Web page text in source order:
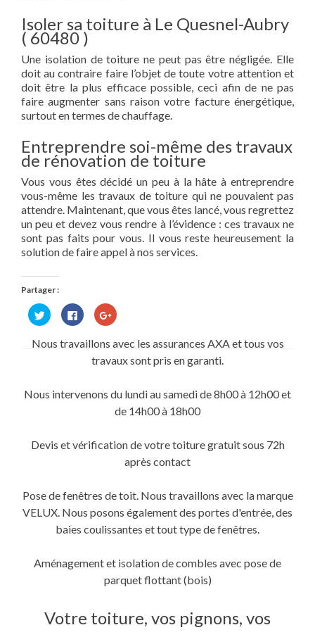
Isoler sa toiture à Le Quesnel-Aubry
( 60480 )
Une isolation de toiture ne peut pas être négligée. Elle
doit au contraire faire l’objet de toute votre attention et
doit être la plus efficace possible, ceci afin de ne pas
faire augmenter sans raison votre facture énergétique,
surtout en termes de chauffage.
Entreprendre soi-même des travaux
de rénovation de toiture
Vous vous êtes décidé un peu à la hâte à entreprendre
vous-même les travaux de toiture qui ne pouvaient pas
attendre. Maintenant, que vous êtes lancé, vous regrettez
un peu et devez vous rendre à l’évidence : ces travaux ne
sont pas faits pour vous. Il vous reste heureusement la
solution de faire appel à nos services.
Partager :
Cliquez
pour
partager
Twitter(ouvre
Cliquez
pour
partager
sur
Facebook(ouvre
dans
une
Cliquez
pour
Google+
dans
fenêtre)
Nous travaillons avec les assurances AXA et tous vos
travaux sont pris en garanti.
Nous intervenons du lundi au samedi de 8h00 à 12h00 et
de 14h00 à 18h00
Devis et vérification de votre toiture gratuit sous 72h
après contact
Pose de fenêtres de toit. Nous travaillons avec la marque
VELUX. Nous posons également des portes d'entrée, des
baies coulissantes et tout type de fenêtres.
Aménagement et isolation de combles avec pose de
parquet flottant (bois)
Votre toiture, vos pignons, vos